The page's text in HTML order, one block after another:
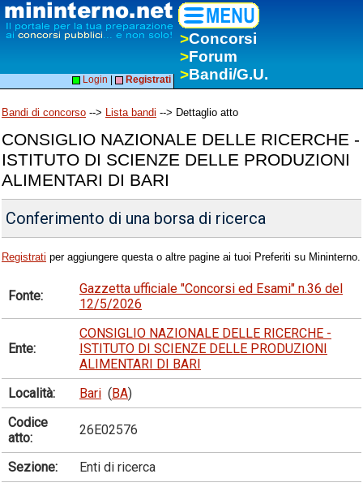
>Concorsi
>Forum
>Bandi/G.U.
Login Registrati
Bandi di concorso --> Lista bandi --> Dettaglio atto
CONSIGLIO NAZIONALE DELLE RICERCHE -
ISTITUTO DI SCIENZE DELLE PRODUZIONI
ALIMENTARI DI BARI
Conferimento di una borsa di ricerca
Registrati per aggiungere questa o altre pagine ai tuoi Preferiti su Mininterno.
Fonte:
Gazzetta ufficiale "Concorsi ed Esami" n.36 del
12/5/2026
Ente:
CONSIGLIO NAZIONALE DELLE RICERCHE -
ISTITUTO DI SCIENZE DELLE PRODUZIONI
ALIMENTARI DI BARI
Località:
Bari (BA)
Codice
atto:
26E02576
Sezione:
Enti di ricerca